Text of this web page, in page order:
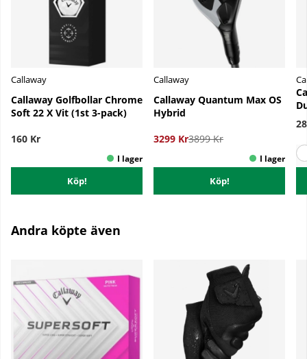
Callaway
Callaway Golfbollar Chrome
Soft 22 X Vit (1st 3-pack)
160 Kr
Köp!
Callaway
Callaway Quantum Max OS
Hybrid
3299 Kr3899 Kr
Köp!
Andra köpte även